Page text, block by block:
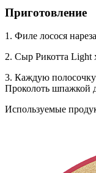
Приготовление
1. Филе лосося
2. Сыр Рикотта Light
3. Каждую полосочку
Проколоть шпажкой
Используемые